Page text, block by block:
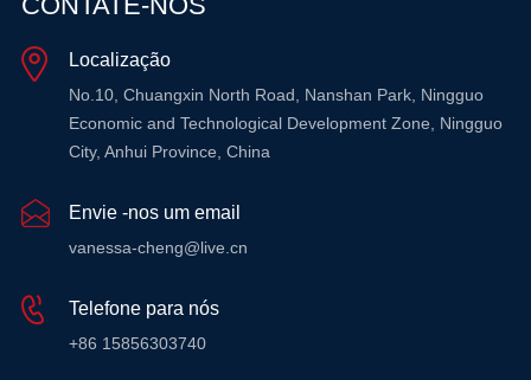
Localização
No.10, Chuangxin North Road, Nanshan Park, Ningguo
Economic and Technological Development Zone, Ningguo
City, Anhui Province, China
Envie -nos um email
vanessa-cheng@live.cn
Telefone para nós
+86 15856303740